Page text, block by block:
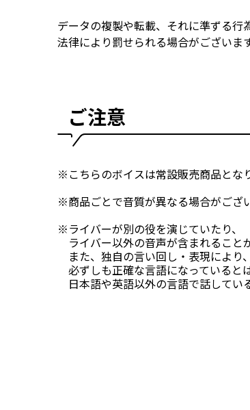
データの複製や転載、それに準ずる行
法律により罰せられる場合がございます
ご注意
※こちらのボイスは常設販売商品となり
※商品ごとで音質が異なる場合がござい
※ライバーが別の役を演じていたり、
ライバー以外の音声が含まれること
また、独自の言い回し・表現により、
必ずしも正確な言語になっていると
日本語や英語以外の言語で話してい